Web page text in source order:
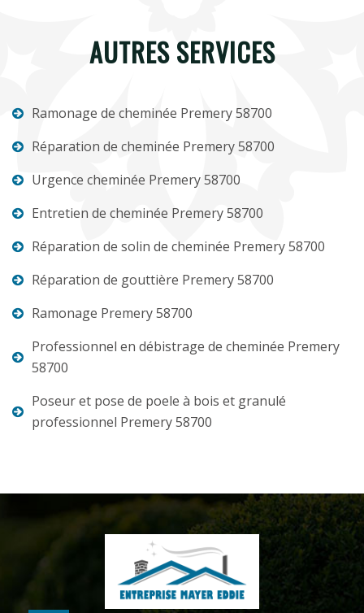
AUTRES SERVICES
Ramonage de cheminée Premery 58700
Réparation de cheminée Premery 58700
Urgence cheminée Premery 58700
Entretien de cheminée Premery 58700
Réparation de solin de cheminée Premery 58700
Réparation de gouttière Premery 58700
Ramonage Premery 58700
Professionnel en débistrage de cheminée Premery
58700
Poseur et pose de poele à bois et granulé
professionnel Premery 58700